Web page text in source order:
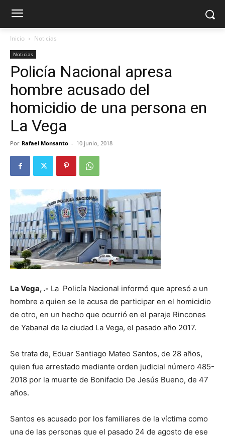
Inicio Noticias
Noticias
Policía Nacional apresa
hombre acusado del
homicidio de una persona en
La Vega
Por Rafael Monsanto - 10 junio, 2018
La Vega, .- La Policía Nacional informó que apresó a un
hombre a quien se le acusa de participar en el homicidio
de otro, en un hecho que ocurrió en el paraje Rincones
de Yabanal de la ciudad La Vega, el pasado año 2017.
Se trata de, Eduar Santiago Mateo Santos, de 28 años,
quien fue arrestado mediante orden judicial número 485-
2018 por la muerte de Bonifacio De Jesús Bueno, de 47
años.
Santos es acusado por los familiares de la víctima como
una de las personas que el pasado 24 de agosto de ese